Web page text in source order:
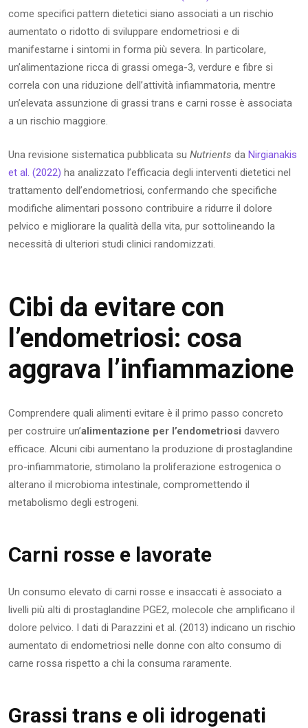
come specifici pattern dietetici siano associati a un rischio
aumentato o ridotto di sviluppare endometriosi e di
manifestarne i sintomi in forma più severa. In particolare,
un’alimentazione ricca di grassi omega-3, verdure e fibre si
correla con una riduzione dell’attività infiammatoria, mentre
un’elevata assunzione di grassi trans e carni rosse è associata
a un rischio maggiore.
Una revisione sistematica pubblicata su Nutrients da Nirgianakis
et al. (2022) ha analizzato l’efficacia degli interventi dietetici nel
trattamento dell’endometriosi, confermando che specifiche
modifiche alimentari possono contribuire a ridurre il dolore
pelvico e migliorare la qualità della vita, pur sottolineando la
necessità di ulteriori studi clinici randomizzati.
Cibi da evitare con
l’endometriosi: cosa
aggrava l’infiammazione
Comprendere quali alimenti evitare è il primo passo concreto
per costruire un’alimentazione per l’endometriosi davvero
efficace. Alcuni cibi aumentano la produzione di prostaglandine
pro-infiammatorie, stimolano la proliferazione estrogenica o
alterano il microbioma intestinale, compromettendo il
metabolismo degli estrogeni.
Carni rosse e lavorate
Un consumo elevato di carni rosse e insaccati è associato a
livelli più alti di prostaglandine PGE2, molecole che amplificano il
dolore pelvico. I dati di Parazzini et al. (2013) indicano un rischio
aumentato di endometriosi nelle donne con alto consumo di
carne rossa rispetto a chi la consuma raramente.
Grassi trans e oli idrogenati